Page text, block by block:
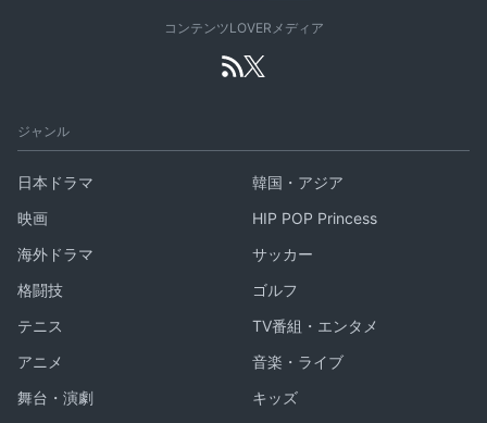
コンテンツLOVERメディア
ジャンル
日本ドラマ
韓国・アジア
映画
HIP POP Princess
海外ドラマ
サッカー
格闘技
ゴルフ
テニス
TV番組・エンタメ
アニメ
音楽・ライブ
舞台・演劇
キッズ